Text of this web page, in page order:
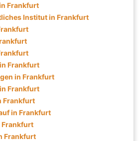
Frankfurt
Institut in Frankfurt
Frankfurt
in Frankfurt
Frankfurt
Frankfurt
in Frankfurt
Frankfurt
Frankfurt